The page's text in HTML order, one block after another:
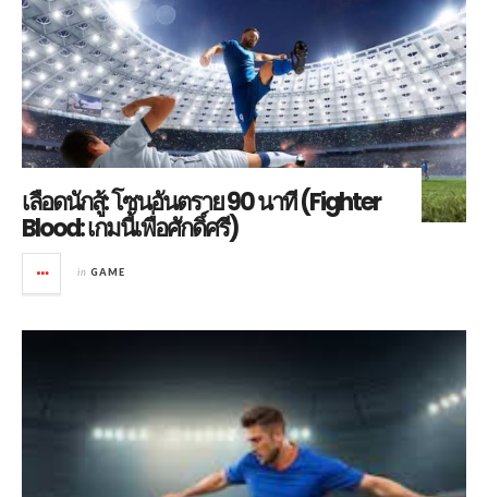
เลือดนักสู้: โซนอันตราย 90 นาที (Fighter
Blood: เกมนี้เพื่อศักดิ์ศรี)
in GAME